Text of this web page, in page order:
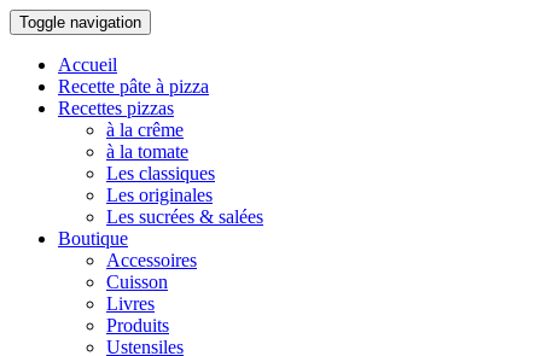
Toggle navigation
Accueil
Recette pâte à pizza
Recettes pizzas
à la crême
à la tomate
Les classiques
Les originales
Les sucrées & salées
Boutique
Accessoires
Cuisson
Livres
Produits
Ustensiles